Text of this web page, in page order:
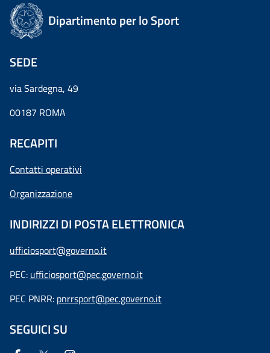
Dipartimento per lo Sport
SEDE
via Sardegna, 49
00187 ROMA
RECAPITI
Contatti operativi
Organizzazione
INDIRIZZI DI POSTA ELETTRONICA
ufficiosport@governo.it
PEC: ufficiosport@pec.governo.it
PEC PNRR: pnrrsport@pec.governo.it
SEGUICI SU